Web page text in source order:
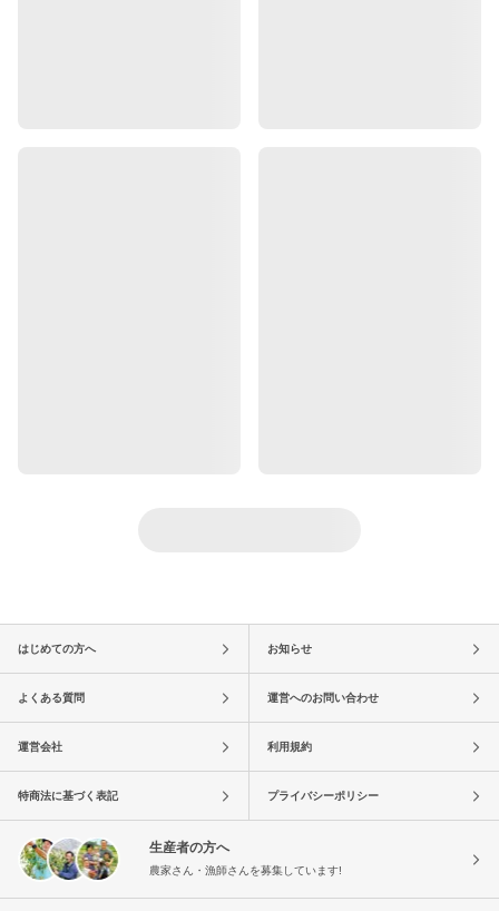
はじめての方へ お知らせ
よくある質問 運営へのお問い合わせ
運営会社 利用規約
特商法に基づく表記 プライバシーポリシー
生産者の方へ
農家さん・漁師さんを募集しています!